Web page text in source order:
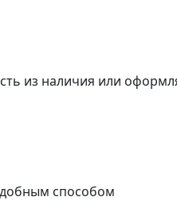
из наличия или
способом